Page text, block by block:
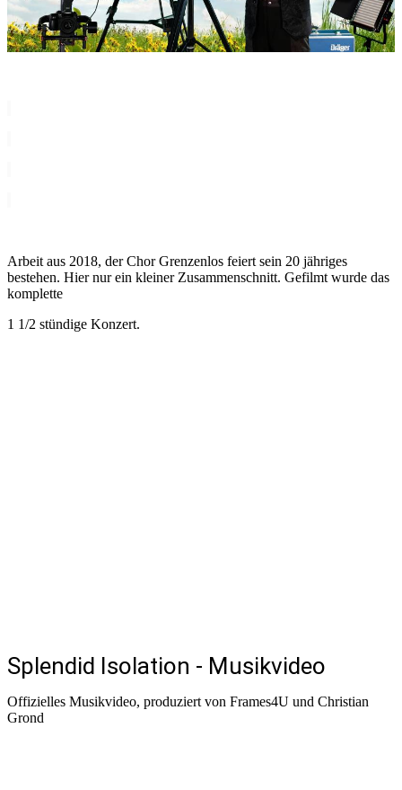
Arbeit aus 2018, der Chor Grenzenlos feiert sein 20 jähriges
bestehen. Hier nur ein kleiner Zusammenschnitt. Gefilmt wurde das
komplette
1 1/2 stündige Konzert.
Splendid Isolation - Musikvideo
Offizielles Musikvideo, produziert von Frames4U und Christian
Grond